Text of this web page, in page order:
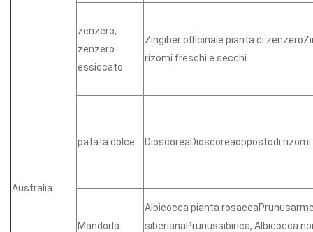
Australia
zenzero,
zenzero
essiccato
Zingiber officinale pianta di
rizomi freschi e secchi
patata dolce DioscoreaDioscoreaoppostodi
Mandorla
Albicocca pianta
siberianaPrunussibirica, Albicocca